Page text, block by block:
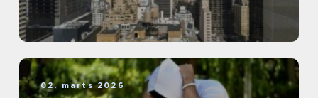
02. marts 2026